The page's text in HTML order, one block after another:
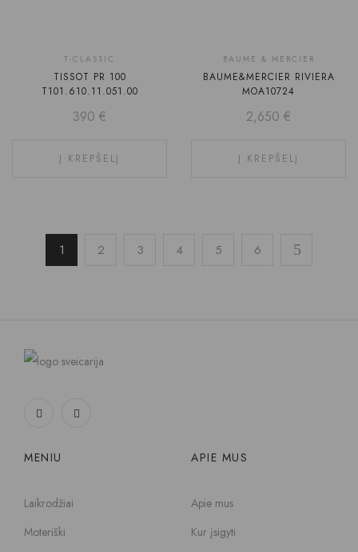
T-CLASSIC
TISSOT PR 100
T101.610.11.051.00
390 €
Į KREPŠELĮ
BAUME & MERCIER
BAUME&MERCIER RIVIERA
MOA10724
2,650 €
Į KREPŠELĮ
1 2 3 4 5 6
MENIU
Laikrodžiai
Moteriški
APIE MUS
Apie mus
Kur įsigyti